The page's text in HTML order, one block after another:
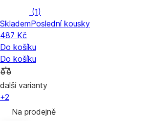
(1)
SklademPoslední kousky
487 Kč
Do košíku
Do košíku
další varianty
+2
Na prodejně